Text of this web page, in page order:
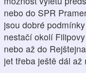
nebo do SPR
jsou dobré
nestačí okolí
nebo až do
jet třeba ještě dál